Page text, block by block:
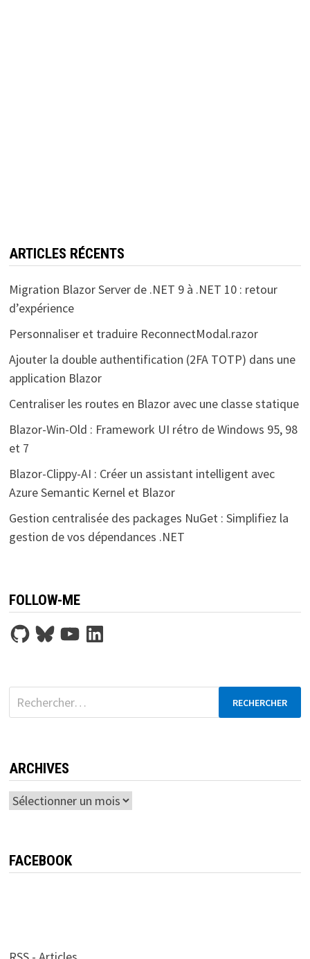
ARTICLES RÉCENTS
Migration Blazor Server de .NET 9 à .NET 10 : retour
d’expérience
Personnaliser et traduire ReconnectModal.razor
Ajouter la double authentification (2FA TOTP) dans une
application Blazor
Centraliser les routes en Blazor avec une classe statique
Blazor-Win-Old : Framework UI rétro de Windows 95, 98
et 7
Blazor-Clippy-AI : Créer un assistant intelligent avec
Azure Semantic Kernel et Blazor
Gestion centralisée des packages NuGet : Simplifiez la
gestion de vos dépendances .NET
FOLLOW-ME
GitHubBlueskyYouTubeLinkedIn
Rechercher :
ARCHIVES
Archives
FACEBOOK